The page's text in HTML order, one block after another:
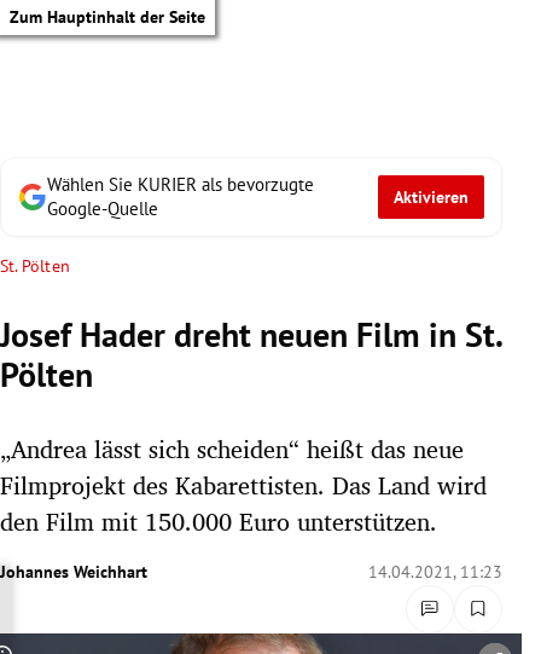
Zum Hauptinhalt der Seite
Untermenü
Untermenü
Wählen Sie KURIER als bevorzugte
Google-Quelle
Aktivieren
St. Pölten
Josef Hader dreht neuen Film in St.
Pölten
„Andrea lässt sich scheiden“ heißt das neue
Filmprojekt des Kabarettisten. Das Land wird
den Film mit 150.000 Euro unterstützen.
Johannes Weichhart 14.04.2021, 11:23